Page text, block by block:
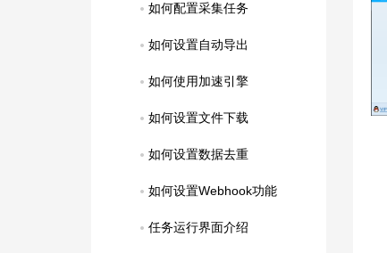
如何配置采集任务
如何设置自动导出
如何使用加速引擎
如何设置文件下载
如何设置数据去重
如何设置Webhook功能
任务运行界面介绍